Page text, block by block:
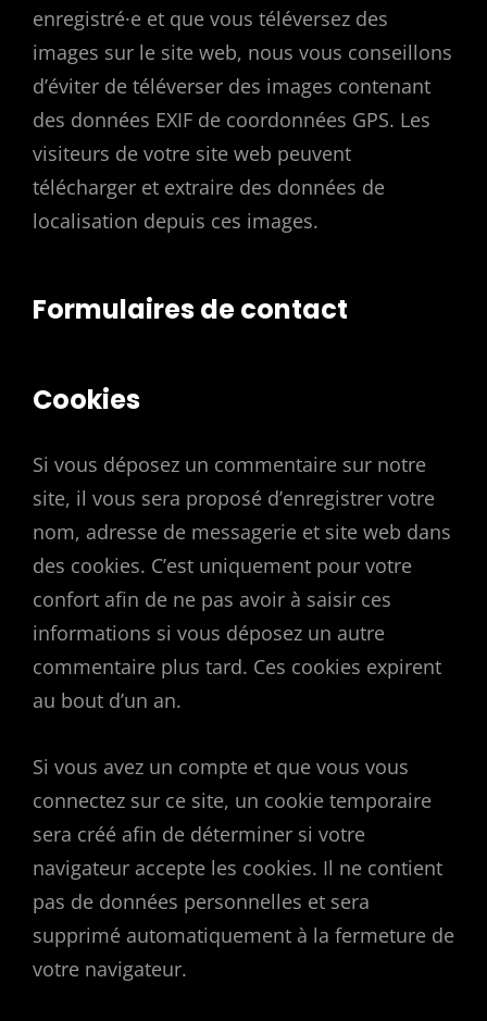
enregistré·e et que vous téléversez des
images sur le site web, nous vous conseillons
d’éviter de téléverser des images contenant
des données EXIF de coordonnées GPS. Les
visiteurs de votre site web peuvent
télécharger et extraire des données de
localisation depuis ces images.
Formulaires de contact
Cookies
Si vous déposez un commentaire sur notre
site, il vous sera proposé d’enregistrer votre
nom, adresse de messagerie et site web dans
des cookies. C’est uniquement pour votre
confort afin de ne pas avoir à saisir ces
informations si vous déposez un autre
commentaire plus tard. Ces cookies expirent
au bout d’un an.
Si vous avez un compte et que vous vous
connectez sur ce site, un cookie temporaire
sera créé afin de déterminer si votre
navigateur accepte les cookies. Il ne contient
pas de données personnelles et sera
supprimé automatiquement à la fermeture de
votre navigateur.